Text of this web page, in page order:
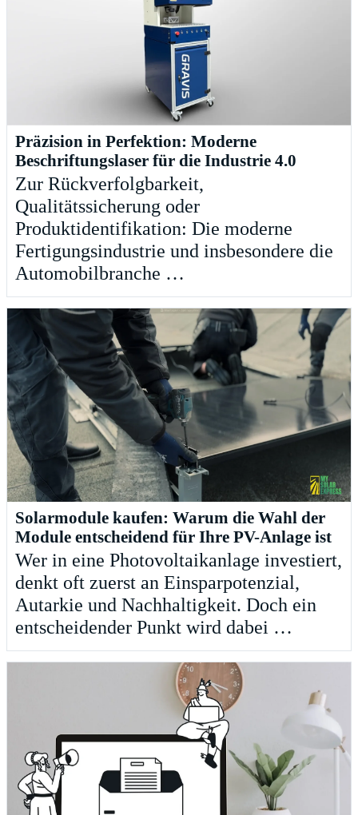
Präzision in Perfektion: Moderne
Beschriftungslaser für die Industrie 4.0
Zur Rückverfolgbarkeit,
Qualitätssicherung oder
Produktidentifikation: Die moderne
Fertigungsindustrie und insbesondere die
Automobilbranche …
Solarmodule kaufen: Warum die Wahl der
Module entscheidend für Ihre PV-Anlage ist
Wer in eine Photovoltaikanlage investiert,
denkt oft zuerst an Einsparpotenzial,
Autarkie und Nachhaltigkeit. Doch ein
entscheidender Punkt wird dabei …